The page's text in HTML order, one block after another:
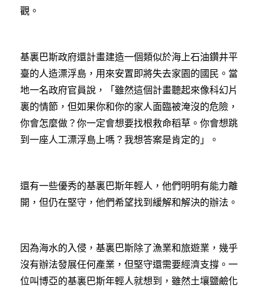
觀。
基裏巴斯政府還計畫建造一個類似於海上石油鑽井平
臺的人造漂浮島，用來安置即將失去家園的國民。當
地一名政府官員說，「雖然這個計畫聽起來像科幻片
裏的情節，但如果你和你的家人面臨被淹沒的危險，
你會怎麼做？你一定會想要找根救命稻草。你會想跳
到一座人工漂浮島上嗎？我想答案是肯定的」。
還有一些優秀的基裏巴斯年輕人，他們明明有能力離
開，但仍在堅守，他們希望找到緩解和解決的辦法。
因為海水的入侵，基裏巴斯除了漁業和旅遊業，幾乎
沒有辦法發展任何產業，但堅守還需要經濟支撐。一
位叫博亞的基裏巴斯年輕人就想到，雖然土壤鹽鹼化